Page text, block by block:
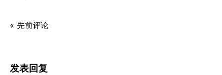
« 先前评论
发表回复